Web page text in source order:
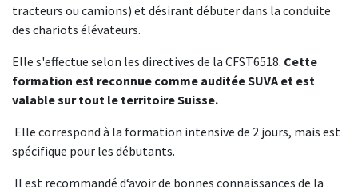
tracteurs ou camions) et désirant débuter dans la conduite
des chariots élévateurs.
Elle s'effectue selon les directives de la CFST6518. Cette
formation est reconnue comme auditée SUVA et est
valable sur tout le territoire Suisse.
Elle correspond à la formation intensive de 2 jours, mais est
spécifique pour les débutants.
Il est recommandé d‘avoir de bonnes connaissances de la